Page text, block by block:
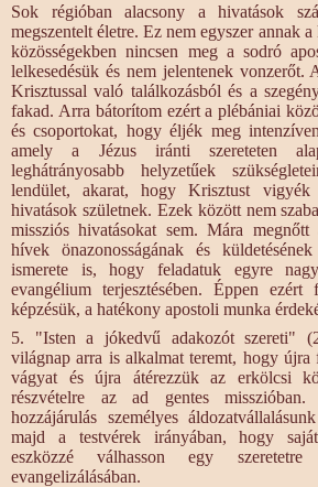
Sok régióban alacsony a hivatások
megszentelt életre. Ez nem egyszer annak
közösségekben nincsen meg a sodró
lelkesedésük és nem jelentenek vonzerőt.
Krisztussal való találkozásból és a
fakad. Arra bátorítom ezért a plébániai
és csoportokat, hogy éljék meg
amely a Jézus iránti szereteten
leghátrányosabb helyzetűek
lendület, akarat, hogy Krisztust
hivatások születnek. Ezek között nem
missziós hivatásokat sem. Mára
hívek önazonosságának és
ismerete is, hogy feladatuk egyre
evangélium terjesztésében. Éppen
képzésük, a hatékony apostoli munka
5. "Isten a jókedvű adakozót szereti"
világnap arra is alkalmat teremt, hogy újra
vágyat és újra átérezzük az erkölcsi
részvételre az ad gentes
hozzájárulás személyes
majd a testvérek irányában, hogy
eszközzé válhasson egy szeretetre
evangelizálásában.